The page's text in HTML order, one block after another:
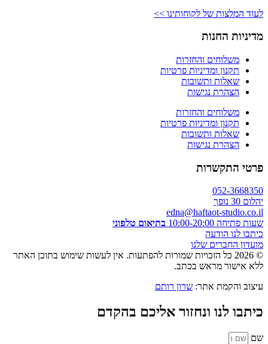
לעוד המלצות של לקוחותינו >>
מדיניות החנות
משלוחים והחזרות
תקנון ומדיניות פרטיות
שאלות ותשובות
הצהרת נגישות
משלוחים והחזרות
תקנון ומדיניות פרטיות
שאלות ותשובות
הצהרת נגישות
פרטי התקשרות
052-3668350
יהלום 30 נופך
edna@haftaot-studio.co.il
שעות פתיחה 10:00-20:00
בתיאום טלפוני
כיתבו לנו הודעה
מועדון החברים שלנו
© 2026 כל הזכויות שמורות להפתעות. אין לעשות שימוש בתוכן האתר
ללא אישור מראש בכתב.
עיצוב והקמת אתר: שרון רותם
כיתבו לנו ונחזור אליכם בהקדם
שם